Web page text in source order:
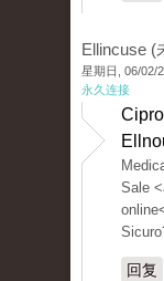
Ellincuse (
星期日, 06/02/
永久连接
Sale
回复